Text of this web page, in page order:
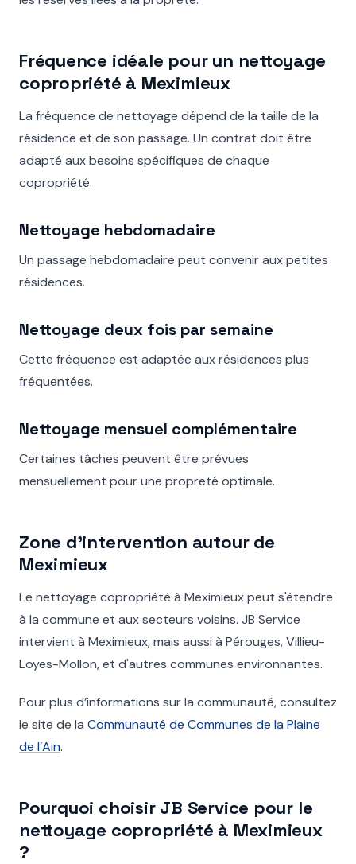
Fréquence idéale pour un nettoyage
copropriété à Meximieux
La fréquence de nettoyage dépend de la taille de la
résidence et de son passage. Un contrat doit être
adapté aux besoins spécifiques de chaque
copropriété.
Nettoyage hebdomadaire
Un passage hebdomadaire peut convenir aux petites
résidences.
Nettoyage deux fois par semaine
Cette fréquence est adaptée aux résidences plus
fréquentées.
Nettoyage mensuel complémentaire
Certaines tâches peuvent être prévues
mensuellement pour une propreté optimale.
Zone d’intervention autour de
Meximieux
Le nettoyage copropriété à Meximieux peut s'étendre
à la commune et aux secteurs voisins. JB Service
intervient à Meximieux, mais aussi à Pérouges, Villieu-
Loyes-Mollon, et d'autres communes environnantes.
Pour plus d’informations sur la communauté, consultez
le site de la Communauté de Communes de la Plaine
de l’Ain.
Pourquoi choisir JB Service pour le
nettoyage copropriété à Meximieux
?